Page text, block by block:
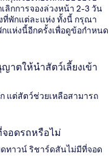
ลิกการจองล่วงหน้า 2-3 วัน
พักแต่ละแห่ง ทั้งนี้ กรุณา
แห่งนี้อีกครั้งเพื่อดูข้อกำหนด
าตให้นำสัตว์เลี้ยงเข้า
แต่สัตว์ช่วยเหลือสามารถ
อดรถหรือไม่
ทาวน์ ริชาร์ดสันไม่มีที่จอด